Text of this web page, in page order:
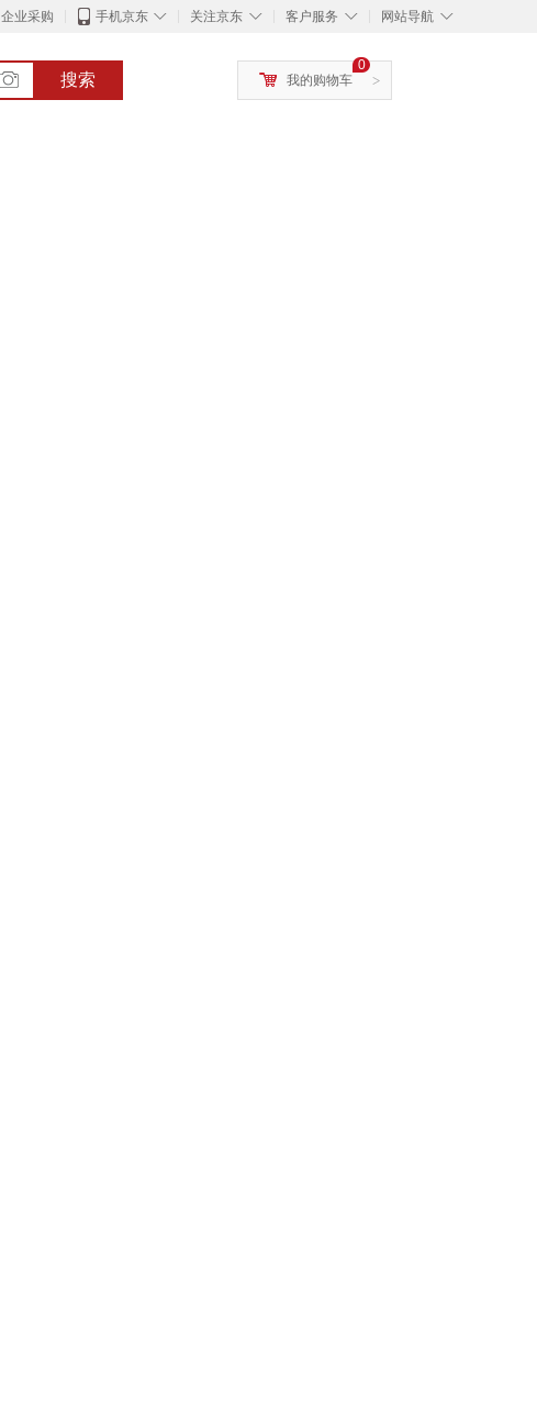
企业采购 ◇
手机京东 ◇
关注京东 ◇
客户服务 ◇
网站导航
搜索 >
0
我的购物车